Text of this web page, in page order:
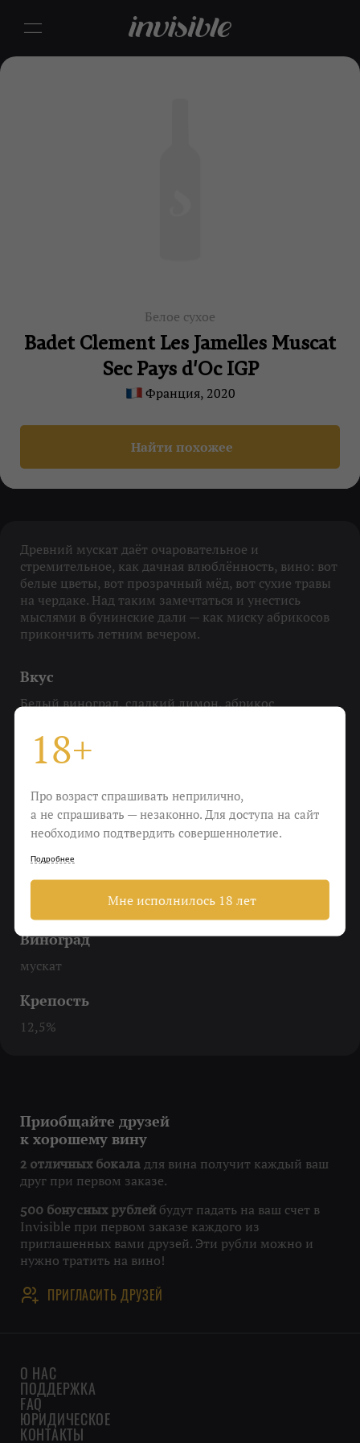
Белое сухое
Badet Clement Les Jamelles Muscat
Sec Pays d'Oc IGP
Франция, 2020
Найти похожее
Древний мускат даёт очаровательное и
стремительное, как дачная влюблённость, вино: вот
белые цветы, вот прозрачный мёд, вот сухие травы
на чердаке. Над таким замечтаться и унестись
мыслями в бунинские дали — как миску абрикосов
прикончить летним вечером.
Вкус
Белый виноград, сладкий лимон, абрикос
Охладить
До 10-12 градусов
Еда
Королевские креветки на гриле, дорада на углях,
стейк из тунца, дыня, черничный пирог
Пить
Вспоминая лето
Виноград
мускат
Крепость
12,5%
Приобщайте друзей
к хорошему вину
2 отличных бокала для вина получит каждый ваш
друг при первом заказе.
500 бонусных рублей будут падать на ваш счет в
Invisible при первом заказе каждого из
приглашенных вами друзей. Эти рубли можно и
нужно тратить на вино!
ПРИГЛАСИТЬ ДРУЗЕЙ
О НАС
ПОДДЕРЖКА
FAQ
ЮРИДИЧЕСКОЕ
КОНТАКТЫ
18+
Про возраст спрашивать неприлично,
а не спрашивать — незаконно. Для доступа на сайт
необходимо подтвердить совершеннолетие.
Подробнее
Мне исполнилось 18 лет